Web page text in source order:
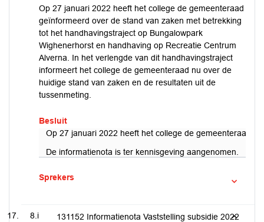
Op 27 januari 2022 heeft het college de gemeenteraad
geïnformeerd over de stand van zaken met betrekking
tot het handhavingstraject op Bungalowpark
Wighenerhorst en handhaving op Recreatie Centrum
Alverna. In het verlengde van dit handhavingstraject
informeert het college de gemeenteraad nu over de
huidige stand van zaken en de resultaten uit de
tussenmeting.
Besluit
Op 27 januari 2022 heeft het college de gemeenteraad
De informatienota is ter kennisgeving aangenomen.
Sprekers
8.i
131152 Informatienota Vaststelling subsidie 2022